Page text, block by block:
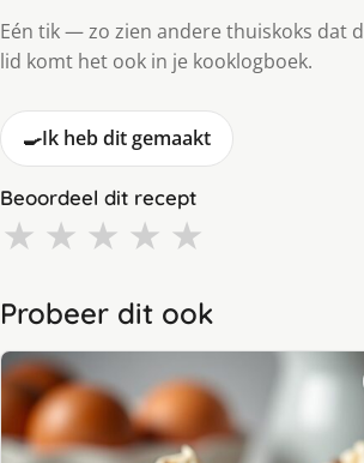
Eén tik — zo zien andere thuiskoks dat
lid komt het ook in je kooklogboek.
🍳Ik heb dit gemaakt
Beoordeel dit recept
★ ★ ★ ★ ★
Probeer dit ook